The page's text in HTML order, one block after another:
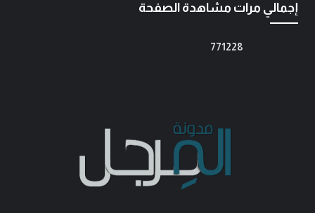
إجمالي مرات مشاهدة الصفحة
771228